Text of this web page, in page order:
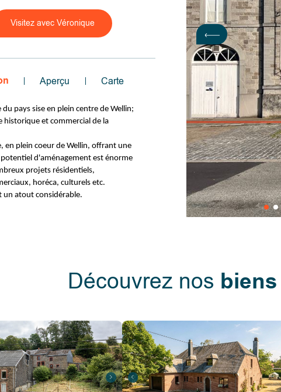
Visitez avec Véronique
Aperçu Carte
du pays sise en plein centre de Wellin;
et commercial de la
en plein coeur de Wellin, offrant une
d'aménagement est énorme
projets résidentiels,
horéca, culturels etc.
un atout considérable.
dont le rez de chaussée est
qui était encore un espace de
jusqu'à dernièrement, et
communiquent toujours avec le
Découvrez nos